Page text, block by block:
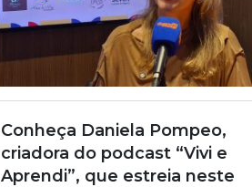
Conheça Daniela Pompeo,
criadora do podcast “Vivi e
Aprendi”, que estreia neste